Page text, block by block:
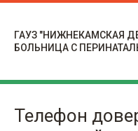
ГАУЗ "НИЖНЕКАМСКАЯ
БОЛЬНИЦА С
Телефон